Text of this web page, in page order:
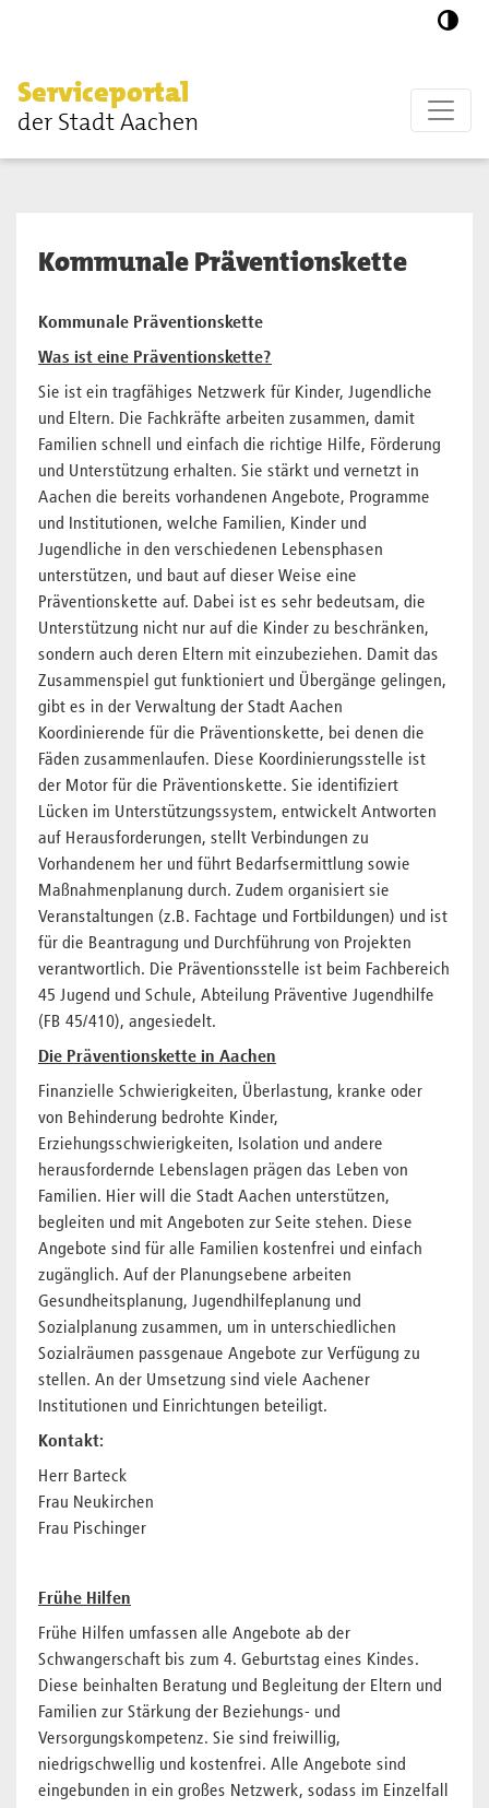
Serviceportal
der Stadt Aachen
Kommunale Präventionskette
Kommunale Präventionskette
Was ist eine Präventionskette?
Sie ist ein tragfähiges Netzwerk für Kinder, Jugendliche
und Eltern. Die Fachkräfte arbeiten zusammen, damit
Familien schnell und einfach die richtige Hilfe, Förderung
und Unterstützung erhalten. Sie stärkt und vernetzt in
Aachen die bereits vorhandenen Angebote, Programme
und Institutionen, welche Familien, Kinder und
Jugendliche in den verschiedenen Lebensphasen
unterstützen, und baut auf dieser Weise eine
Präventionskette auf. Dabei ist es sehr bedeutsam, die
Unterstützung nicht nur auf die Kinder zu beschränken,
sondern auch deren Eltern mit einzubeziehen. Damit das
Zusammenspiel gut funktioniert und Übergänge gelingen,
gibt es in der Verwaltung der Stadt Aachen
Koordinierende für die Präventionskette, bei denen die
Fäden zusammenlaufen. Diese Koordinierungsstelle ist
der Motor für die Präventionskette. Sie identifiziert
Lücken im Unterstützungssystem, entwickelt Antworten
auf Herausforderungen, stellt Verbindungen zu
Vorhandenem her und führt Bedarfsermittlung sowie
Maßnahmenplanung durch. Zudem organisiert sie
Veranstaltungen (z.B. Fachtage und Fortbildungen) und ist
für die Beantragung und Durchführung von Projekten
verantwortlich. Die Präventionsstelle ist beim Fachbereich
45 Jugend und Schule, Abteilung Präventive Jugendhilfe
(FB 45/410), angesiedelt.
Die Präventionskette in Aachen
Finanzielle Schwierigkeiten, Überlastung, kranke oder
von Behinderung bedrohte Kinder,
Erziehungsschwierigkeiten, Isolation und andere
herausfordernde Lebenslagen prägen das Leben von
Familien. Hier will die Stadt Aachen unterstützen,
begleiten und mit Angeboten zur Seite stehen. Diese
Angebote sind für alle Familien kostenfrei und einfach
zugänglich. Auf der Planungsebene arbeiten
Gesundheitsplanung, Jugendhilfeplanung und
Sozialplanung zusammen, um in unterschiedlichen
Sozialräumen passgenaue Angebote zur Verfügung zu
stellen. An der Umsetzung sind viele Aachener
Institutionen und Einrichtungen beteiligt.
Kontakt:
Herr Barteck
Frau Neukirchen
Frau Pischinger
Frühe Hilfen
Frühe Hilfen umfassen alle Angebote ab der
Schwangerschaft bis zum 4. Geburtstag eines Kindes.
Diese beinhalten Beratung und Begleitung der Eltern und
Familien zur Stärkung der Beziehungs- und
Versorgungskompetenz. Sie sind freiwillig,
niedrigschwellig und kostenfrei. Alle Angebote sind
eingebunden in ein großes Netzwerk, sodass im Einzelfall